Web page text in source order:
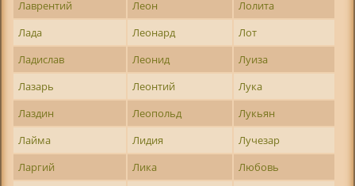
Лаврентий
Леон
Лолита
Лада
Леонард
Лот
Ладислав
Леонид
Луиза
Лазарь
Леонтий
Лука
Лаздин
Леопольд
Лукьян
Лайма
Лидия
Лучезар
Ларгий
Лика
Любовь